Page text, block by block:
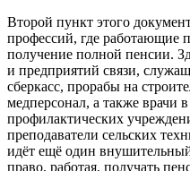
Второй пункт этого
профессий, где работающие
получение полной пенсии.
и предприятий связи,
сберкасс, прорабы на
медперсонал, а также врачи
профилактических
преподаватели сельских
идёт ещё один
право, работая, получать